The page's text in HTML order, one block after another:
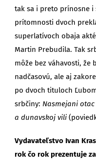
tak sa i preto prínosne
prítomnosti dvoch
superlatívoch obaja
Martin Prebudila. Tak
môže bez váhavosti, že
nadčasovú, ale aj
po dvoch tituloch
srbčiny: Nasmejani otac
a dunavskoj vili
Vydavateľstvo Ivan
rok čo rok prezentuje